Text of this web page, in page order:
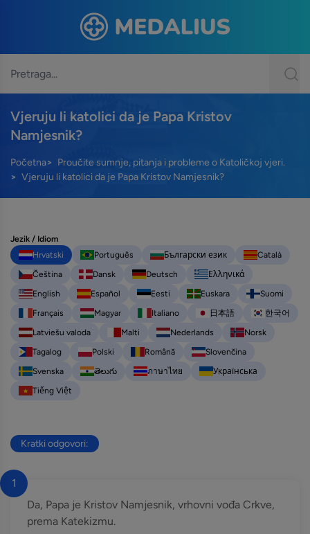
Vjeruju li katolici da je Papa Kristov
Namjesnik?
Početna
Proučite sumnje, pitanja i probleme o Katoličkoj vjeri.
Vjeruju li katolici da je Papa Kristov Namjesnik?
Jezik / Idiom
Hrvatski
Português Български език
Català
Čeština
Dansk Deutsch
Ελληνικά
English
Español Eesti Euskara
Suomi
Français
Magyar Italiano 日本語
한국어
Latviešu valoda
Malti Nederlands
Norsk
Tagalog
Polski Română
Slovenčina
Svenska
తెలుగు ภาษาไทย
Українська
Tiếng Việt
Kratki odgovori:
1
Da, Papa je Kristov Namjesnik, vrhovni vođa Crkve,
prema Katekizmu.